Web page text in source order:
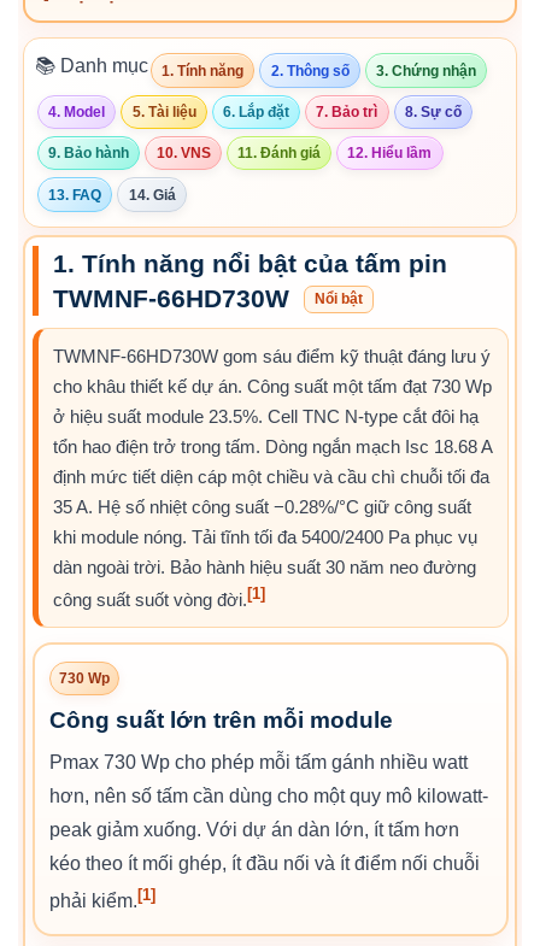
📚 Danh mục 1. Tính năng 2. Thông số 3. Chứng nhận
4. Model 5. Tài liệu 6. Lắp đặt 7. Bảo trì 8. Sự cố
9. Bảo hành 10. VNS 11. Đánh giá 12. Hiểu lầm
13. FAQ 14. Giá
1. Tính năng nổi bật của tấm pin
TWMNF-66HD730W
Nổi bật
TWMNF-66HD730W gom sáu điểm kỹ thuật đáng lưu ý
cho khâu thiết kế dự án. Công suất một tấm đạt 730 Wp
ở hiệu suất module 23.5%. Cell TNC N-type cắt đôi hạ
tổn hao điện trở trong tấm. Dòng ngắn mạch Isc 18.68 A
định mức tiết diện cáp một chiều và cầu chì chuỗi tối đa
35 A. Hệ số nhiệt công suất −0.28%/°C giữ công suất
khi module nóng. Tải tĩnh tối đa 5400/2400 Pa phục vụ
dàn ngoài trời. Bảo hành hiệu suất 30 năm neo đường
công suất suốt vòng đời. [1]
730 Wp
Công suất lớn trên mỗi module
Pmax 730 Wp cho phép mỗi tấm gánh nhiều watt
hơn, nên số tấm cần dùng cho một quy mô kilowatt-
peak giảm xuống. Với dự án dàn lớn, ít tấm hơn
kéo theo ít mối ghép, ít đầu nối và ít điểm nối chuỗi
phải kiểm. [1]